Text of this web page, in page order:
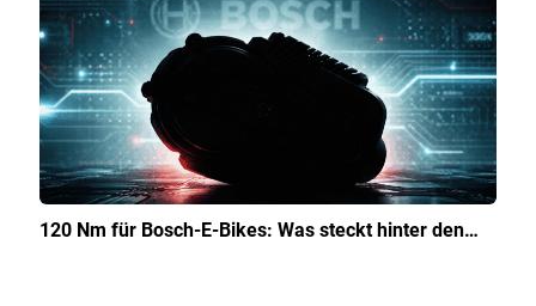
120 Nm für Bosch-E-Bikes: Was steckt hinter den…